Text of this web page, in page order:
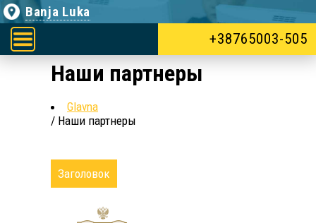
Banja Luka
+387 65 003-505
Наши партнеры
Glavna
/ Наши партнеры
Заголовок